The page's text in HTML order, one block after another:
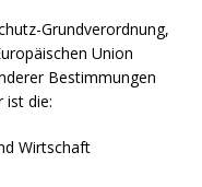
Grundverordnung,
Union
Bestimmungen
ist die:
Wirtschaft